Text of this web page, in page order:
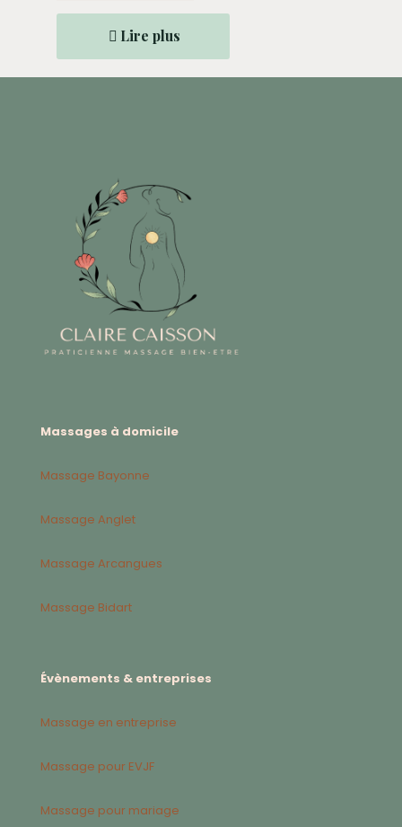
Lire plus
Massages à domicile
Massage Bayonne
Massage Anglet
Massage Arcangues
Massage Bidart
Évènements & entreprises
Massage en entreprise
Massage pour EVJF
Massage pour mariage